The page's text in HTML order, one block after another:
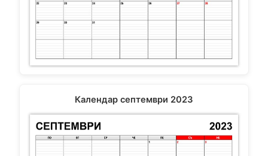
Календар септември 2023